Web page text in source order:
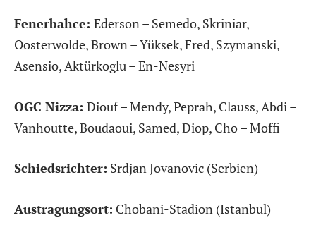
Fenerbahce: Ederson – Semedo, Skriniar,
Oosterwolde, Brown – Yüksek, Fred, Szymanski,
Asensio, Aktürkoglu – En-Nesyri
OGC Nizza: Diouf – Mendy, Peprah, Clauss, Abdi –
Vanhoutte, Boudaoui, Samed, Diop, Cho – Moffi
Schiedsrichter: Srdjan Jovanovic (Serbien)
Austragungsort: Chobani-Stadion (Istanbul)